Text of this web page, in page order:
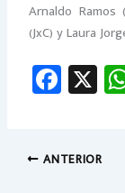
Arnaldo Ramos
(JxC) y Laura
Fa
ce
o
X
ANTERIOR